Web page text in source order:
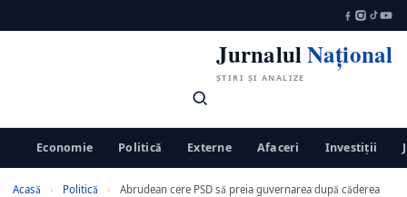
JurnalulNațional
ȘTIRI ȘI ANALIZE
Economie Politică Externe Afaceri Investiții
Acasă › Politică ›
Abrudean cere PSD să preia guvernarea după căderea